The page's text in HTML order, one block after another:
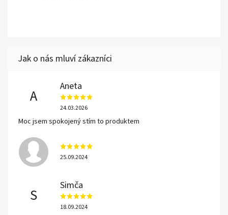
A
Aneta
24.03.2026
Moc jsem spokojený stím to produktem
25.09.2024
S
Simča
18.09.2024